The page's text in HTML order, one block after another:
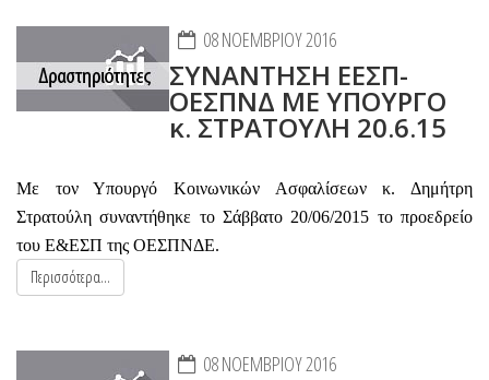
08 ΝΟΕΜΒΡΊΟΥ 2016
ΣΥΝΑΝΤΗΣΗ ΕΕΣΠ-
ΟΕΣΠΝΔ ΜΕ ΥΠΟΥΡΓΟ
κ. ΣΤΡΑΤΟΥΛΗ 20.6.15
Με τον Υπουργό Κοινωνικών Ασφαλίσεων κ. Δημήτρη
Στρατούλη συναντήθηκε το Σάββατο 20/06/2015 το προεδρείο
του Ε&ΕΣΠ της ΟΕΣΠΝΔΕ.
Περισσότερα...
08 ΝΟΕΜΒΡΊΟΥ 2016